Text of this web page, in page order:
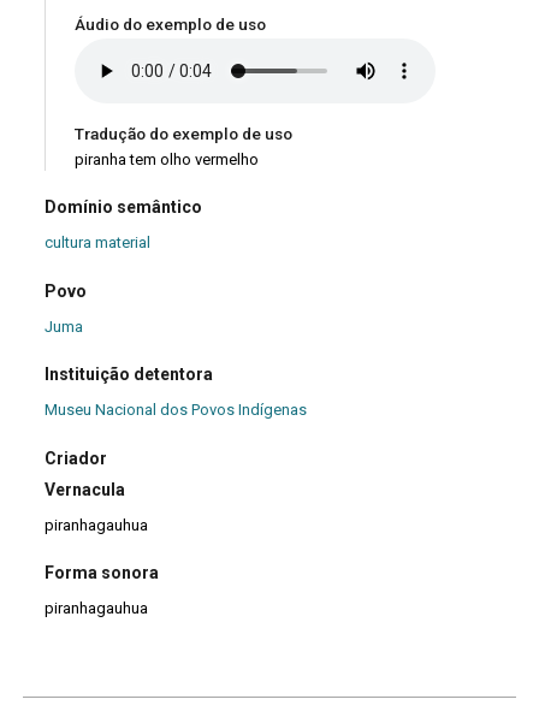
Áudio do exemplo de uso
Tradução do exemplo de uso
piranha tem olho vermelho
Domínio semântico
cultura material
Povo
Juma
Instituição detentora
Museu Nacional dos Povos Indígenas
Criador
Vernacula
piranhagauhua
Forma sonora
piranhagauhua